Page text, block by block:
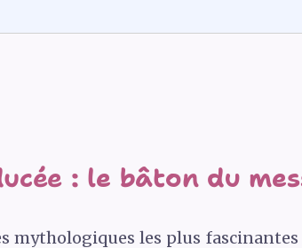
: le bâton du
mythologiques les plus